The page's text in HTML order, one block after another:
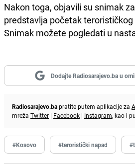
Nakon toga, objavili su snimak
predstavlja početak
Snimak možete pogledati u
Dodajte Radiosarajevo.ba u
Radiosarajevo.bapratite putem aplikacije za
mreža Twitter | Facebook | Instagram, kao i
#Kosovo #teroristički napad